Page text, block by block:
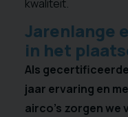
kwaliteit.
Jarenlange
in het
Als
jaar ervaring en
airco’s zorgen we